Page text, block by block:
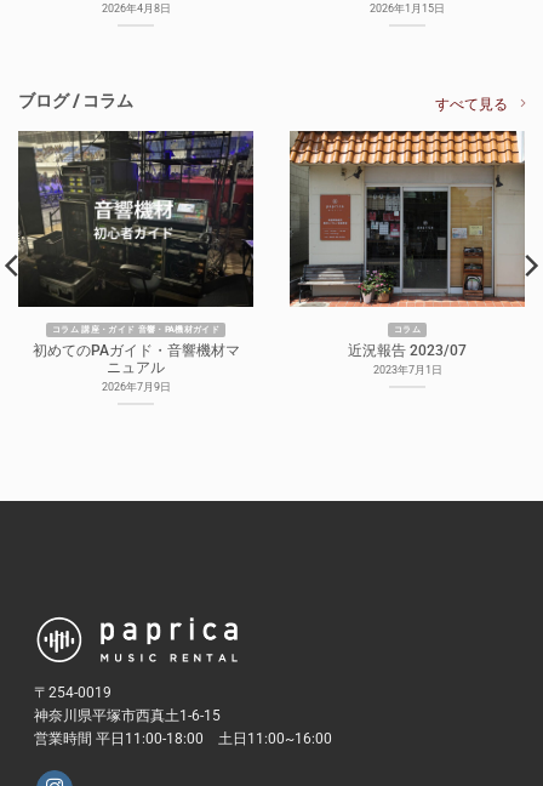
2026年4月8日 2026年1月15日
ブログ / コラム すべて見る
コラム 講座・ガイド 音響・PA機材ガイド
初めてのPAガイド・音響機材マ
ニュアル
2026年7月9日
コラム
近況報告 2023/07
2023年7月1日
〒254-0019
神奈川県平塚市西真土1-6-15
営業時間 平日11:00-18:00 土日11:00~16:00